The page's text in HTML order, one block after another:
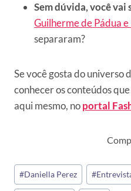
Sem dúvida, você vai
Guilherme de Pádua
separaram?
Se você gosta do universo
conhecer os conteúdos
aqui mesmo, noportal
Tags
do
#Daniella Perez #